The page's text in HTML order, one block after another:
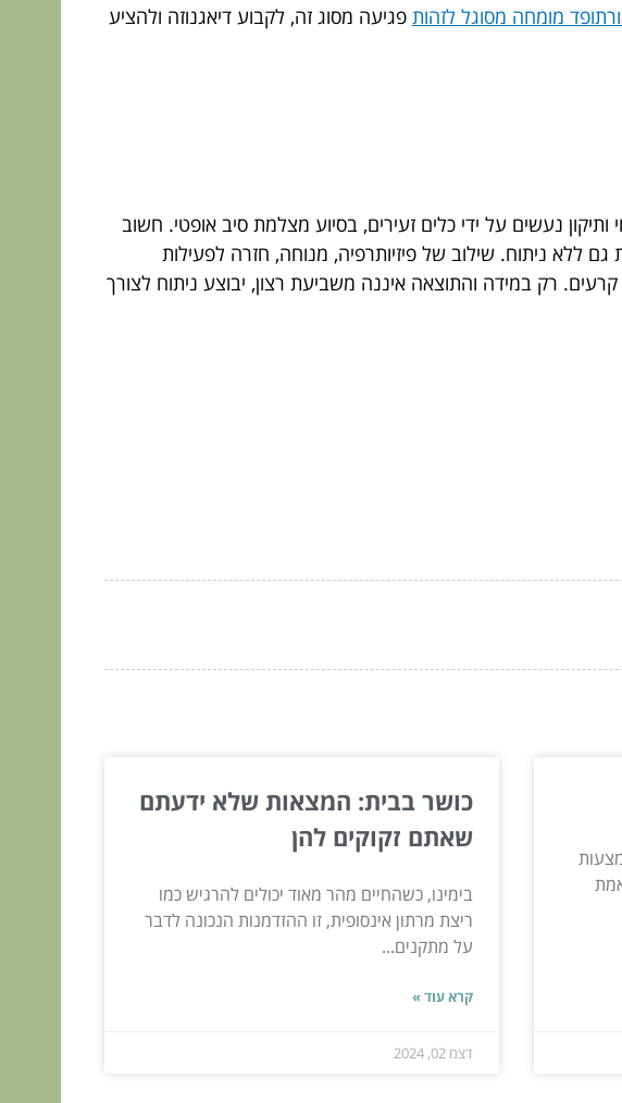
מומחה מסוגל לזהות פגיעה מסוג זה, לקבוע דיאגנוזה ולהציע
נעשים על ידי כלים זעירים, בסיוע מצלמת סיב אופטי. חשוב
ללא ניתוח. שילוב של פיזיותרפיה, מנוחה, חזרה לפעילות
קרעים. רק במידה והתוצאה איננה משביעת רצון, יבוצע ניתוח לצורך
כושר בבית: המצאות שלא ידעתם
שאתם זקוקים להן
בימינו, כשהחיים מהר מאוד יכולים להרגיש כמו
ריצת מרתון אינסופית, זו ההזדמנות הנכונה לדבר
על מתקנים...
קרא עוד »
דצמ 02, 2024